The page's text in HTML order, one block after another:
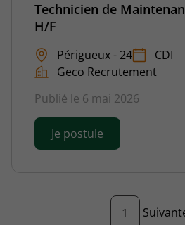
Technicien de
H/F
Périgueux - 24
CDI
Geco Recrutement
Publié le 6 mai 2026
Je postule
1 Page